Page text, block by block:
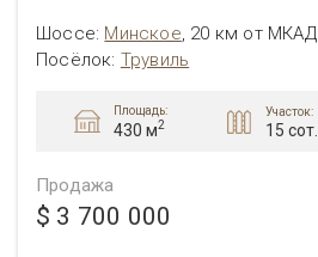
Шоссе: Минское, 20 км от МКАД
Посёлок: Трувиль
Площадь:
430 м2
Участок:
15 сот.
Продажа
$ 3 700 000